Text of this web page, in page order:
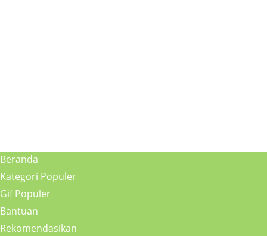
Beranda
Kategori Populer
Gif Populer
Bantuan
Rekomendasikan